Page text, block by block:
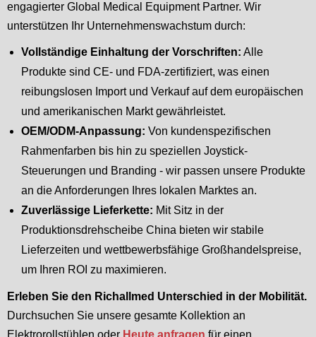
engagierter Global Medical Equipment Partner. Wir
unterstützen Ihr Unternehmenswachstum durch:
Vollständige Einhaltung der Vorschriften: Alle
Produkte sind CE- und FDA-zertifiziert, was einen
reibungslosen Import und Verkauf auf dem europäischen
und amerikanischen Markt gewährleistet.
OEM/ODM-Anpassung: Von kundenspezifischen
Rahmenfarben bis hin zu speziellen Joystick-
Steuerungen und Branding - wir passen unsere Produkte
an die Anforderungen Ihres lokalen Marktes an.
Zuverlässige Lieferkette: Mit Sitz in der
Produktionsdrehscheibe China bieten wir stabile
Lieferzeiten und wettbewerbsfähige Großhandelspreise,
um Ihren ROI zu maximieren.
Erleben Sie den Richallmed Unterschied in der Mobilität.
Durchsuchen Sie unsere gesamte Kollektion an
Elektrorollstühlen oder Heute anfragen für einen